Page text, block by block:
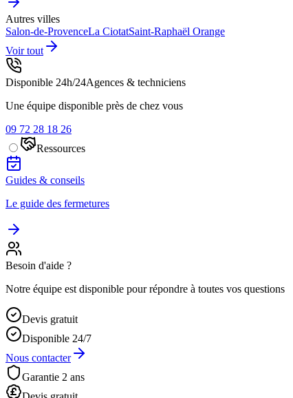
Autres villes
Salon-de-ProvenceLa CiotatSaint-Raphaël Orange
Voir tout
Disponible 24h/24Agences & techniciens
Une équipe disponible près de chez vous
09 72 28 18 26
Ressources
Guides & conseils
Le guide des fermetures
Besoin d'aide ?
Notre équipe est disponible pour répondre à toutes vos questions
Devis gratuit
Disponible 24/7
Nous contacter
Garantie 2 ans